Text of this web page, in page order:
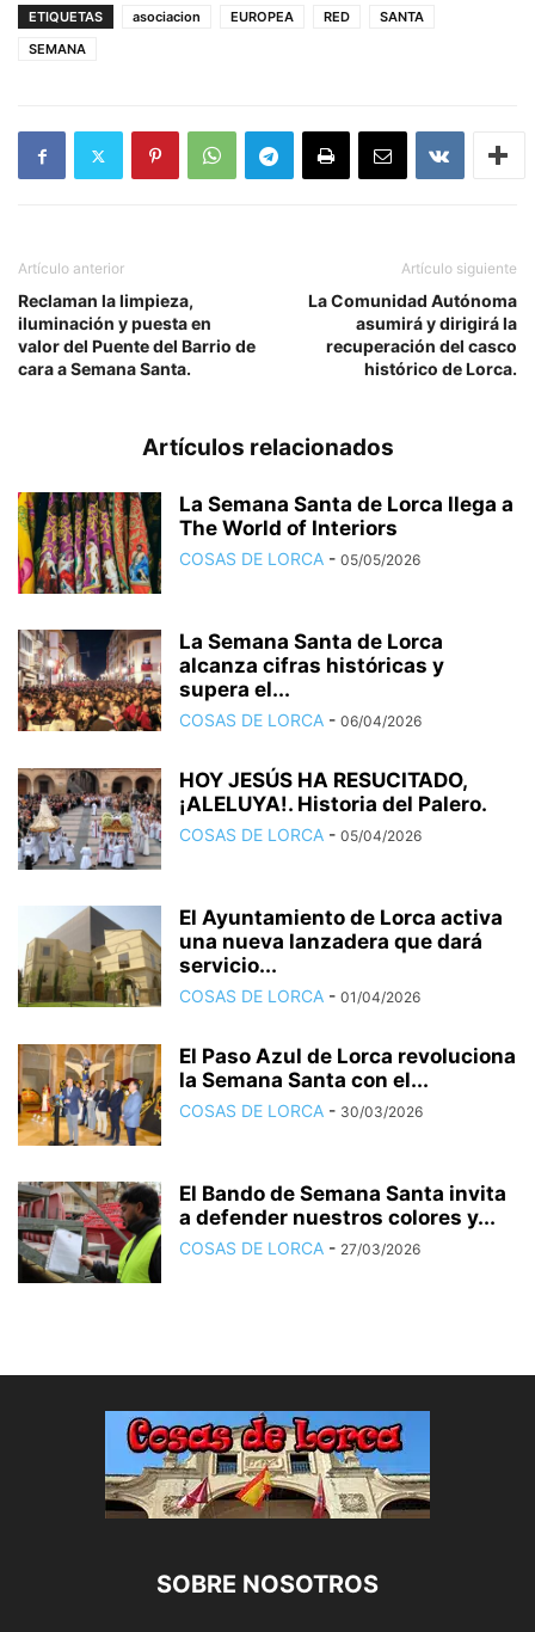
ETIQUETAS asociacion EUROPEA RED
SANTA
SEMANA
Artículo anterior
Reclaman la limpieza,
iluminación y puesta en
valor del Puente del Barrio de
cara a Semana Santa.
Artículo siguiente
La Comunidad Autónoma
asumirá y dirigirá la
recuperación del casco
histórico de Lorca.
Artículos relacionados
La Semana Santa de Lorca llega a
The World of Interiors
COSAS DE LORCA - 05/05/2026
La Semana Santa de Lorca
alcanza cifras históricas y
supera el...
COSAS DE LORCA - 06/04/2026
HOY JESÚS HA RESUCITADO,
¡ALELUYA!. Historia del Palero.
COSAS DE LORCA - 05/04/2026
El Ayuntamiento de Lorca activa
una nueva lanzadera que dará
servicio...
COSAS DE LORCA - 01/04/2026
El Paso Azul de Lorca revoluciona
la Semana Santa con el...
COSAS DE LORCA - 30/03/2026
El Bando de Semana Santa invita
a defender nuestros colores y...
COSAS DE LORCA - 27/03/2026
SOBRE NOSOTROS